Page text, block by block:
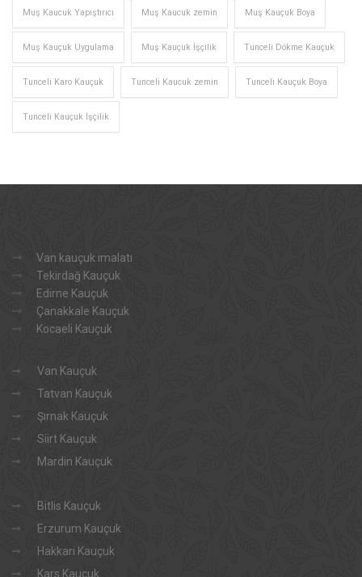
Muş Kaucuk Yapıştırıcı Muş Kaucuk zemin Muş Kauçuk Boya
Muş Kauçuk Uygulama Muş Kauçuk İşçilik Tunceli Dökme Kauçuk
Tunceli Karo Kauçuk Tunceli Kaucuk zemin Tunceli Kauçuk Boya
Tunceli Kauçuk İşçilik
Van kauçuk imalatı
Tekirdağ Kauçuk
Edirne Kauçuk
Çanakkale Kauçuk
Kocaeli Kauçuk
Van Kauçuk
Tatvan Kauçuk
Şırnak Kauçuk
Siirt Kauçuk
Mardin Kauçuk
Bitlis Kauçuk
Erzurum Kauçuk
Hakkari Kauçuk
Kars Kauçuk